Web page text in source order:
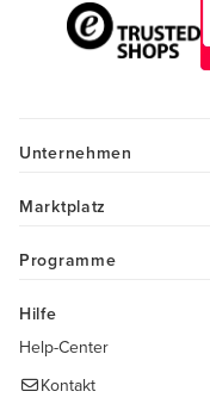
Unternehmen
Marktplatz
Programme
Hilfe
Help-Center
Kontakt